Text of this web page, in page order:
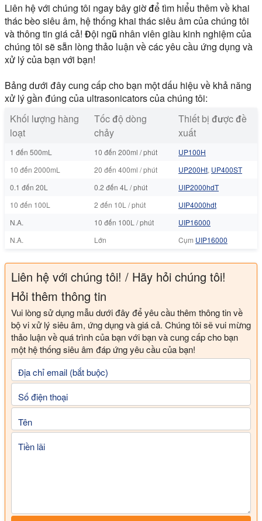
Liên hệ với chúng tôi ngay bây giờ để tìm hiểu thêm về khai
thác bèo siêu âm, hệ thống khai thác siêu âm của chúng tôi
và thông tin giá cả! Đội ngũ nhân viên giàu kinh nghiệm của
chúng tôi sẽ sẵn lòng thảo luận về các yêu cầu ứng dụng và
xử lý của bạn với bạn!
Bảng dưới đây cung cấp cho bạn một dấu hiệu về khả năng
xử lý gần đúng của ultrasonicators của chúng tôi:
Khối lượng hàng
loạt
Tốc độ dòng
chảy
Thiết bị được đề
xuất
1 đến 500mL 10 đến 200ml / phút
UP100H
10 đến 2000mL
20 đến 400ml / phút UP200Ht, UP400ST
0.1 đến 20L
0.2 đến 4L / phút
UIP2000hdT
10 đến 100L
2 đến 10L / phút
UIP4000hdt
N.A.
10 đến 100L / phút
UIP16000
N.A.
Lớn Cụm UIP16000
Liên hệ với chúng tôi! / Hãy hỏi chúng tôi!
Hỏi thêm thông tin
Vui lòng sử dụng mẫu dưới đây để yêu cầu thêm thông tin về
bộ vi xử lý siêu âm, ứng dụng và giá cả. Chúng tôi sẽ vui mừng
thảo luận về quá trình của bạn với bạn và cung cấp cho bạn
một hệ thống siêu âm đáp ứng yêu cầu của bạn!
Địa chỉ email (bắt buộc)
Số điện thoại
Tên
Tiền lãi